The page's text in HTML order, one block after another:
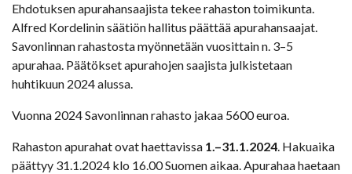
Ehdotuksen apurahansaajista tekee rahaston toimikunta.
Alfred Kordelinin säätiön hallitus päättää apurahansaajat.
Savonlinnan rahastosta myönnetään vuosittain n. 3–5
apurahaa. Päätökset apurahojen saajista julkistetaan
huhtikuun 2024 alussa.
Vuonna 2024 Savonlinnan rahasto jakaa 5600 euroa.
Rahaston apurahat ovat haettavissa 1.–31.1.2024. Hakuaika
päättyy 31.1.2024 klo 16.00 Suomen aikaa. Apurahaa haetaan